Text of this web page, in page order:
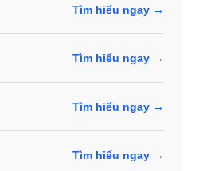
Tìm hiểu ngay →
Tìm hiểu ngay →
Tìm hiểu ngay →
Tìm hiểu ngay →